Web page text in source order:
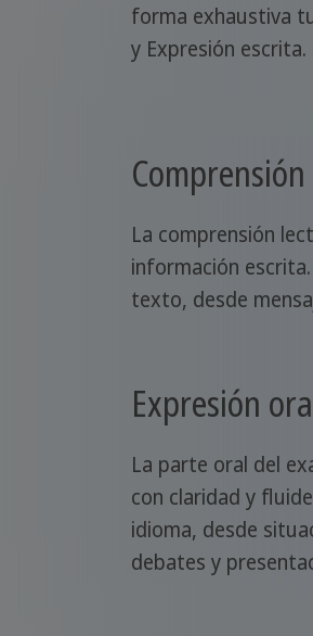
forma exhaustiva
y Expresión
La comprensión
información
texto, desde
Expresión
La parte oral del
con claridad y
idioma, desde
debates y